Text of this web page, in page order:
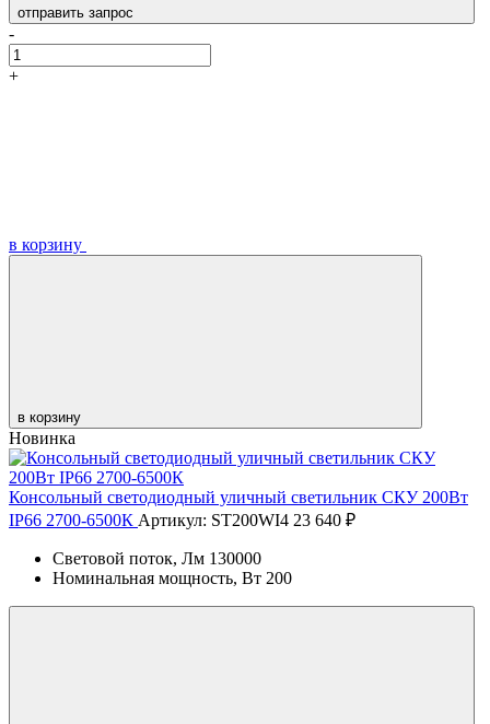
отправить запрос
-
+
в корзину
в корзину
Новинка
Консольный светодиодный уличный светильник СКУ 200Вт
IP66 2700-6500К Артикул: ST200WI4 23 640 ₽
Световой поток, Лм 130000
Номинальная мощность, Вт 200